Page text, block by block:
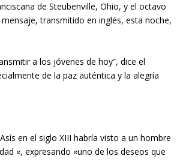
de Steubenville, Ohio, y el octavo
transmitido en inglés, esta noche,
a los jóvenes de hoy”, dice el
de la paz auténtica y la alegría
en el siglo XIII habría visto a un hombre
«, expresando «uno de los deseos que